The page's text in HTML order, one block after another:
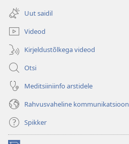
uue
akna)
Uut saidil
Videod
Kirjeldustõlkega videod
Otsi
Meditsiiniinfo arstidele
Rahvusvaheline kommunikatsioon
Spikker